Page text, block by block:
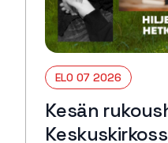
ELO 07 2026
Kesän